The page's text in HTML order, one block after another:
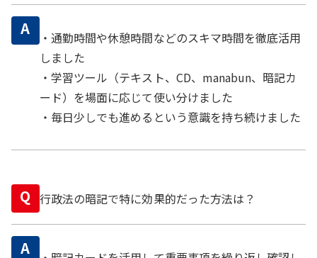
A
・通勤時間や休憩時間などのスキマ時間を徹底活用
しました
・学習ツール（テキスト、CD、manabun、暗記カ
ード）を場面に応じて使い分けました
・毎日少しでも進めるという意識を持ち続けました
Q 行政法の暗記で特に効果的だった方法は？
A